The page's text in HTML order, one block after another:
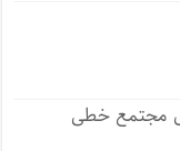
مجتمع خطی